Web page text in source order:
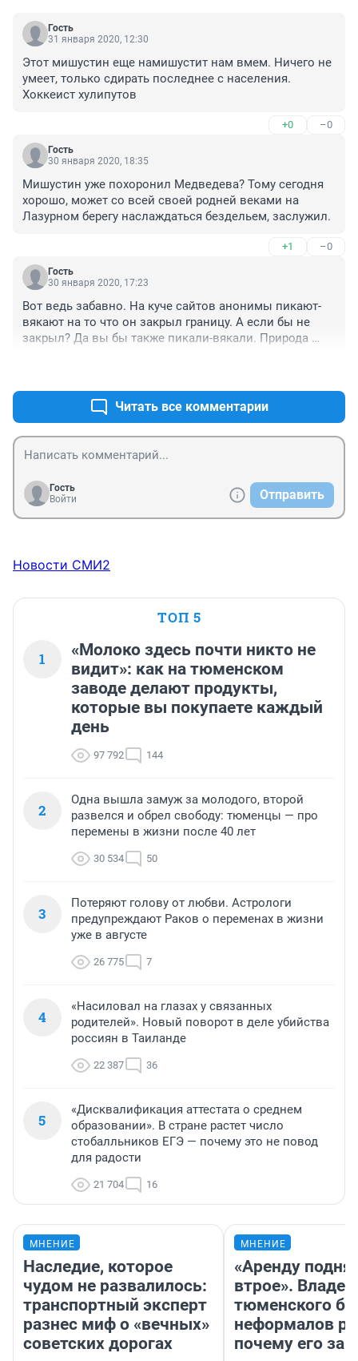
Гость
31 января 2020, 12:30
Этот мишустин еще намишустит нам вмем. Ничего не
умеет, только сдирать последнее с населения.
Хоккеист хулипутов
+0 –0
Гость
30 января 2020, 18:35
Мишустин уже похоронил Медведева? Тому сегодня
хорошо, может со всей своей родней веками на
Лазурном берегу наслаждаться бездельем, заслужил.
+1 –0
Гость
30 января 2020, 17:23
Вот ведь забавно. На куче сайтов анонимы пикают-
вякают на то что он закрыл границу. А если бы не
закрыл? Да вы бы также пикали-вякали. Природа
Читать все комментарии
Гость
Войти
Отправить
Новости СМИ2
ТОП 5
1
«Молоко здесь почти никто не
видит»: как на тюменском
заводе делают продукты,
которые вы покупаете каждый
день
97 792 144
2
Одна вышла замуж за молодого, второй
развелся и обрел свободу: тюменцы — про
перемены в жизни после 40 лет
30 534 50
3
Потеряют голову от любви. Астрологи
предупреждают Раков о переменах в жизни
уже в августе
26 775 7
4
«Насиловал на глазах у связанных
родителей». Новый поворот в деле убийства
россиян в Таиланде
22 387 36
5
«Дисквалификация аттестата о среднем
образовании». В стране растет число
стобалльников ЕГЭ — почему это не повод
для радости
21 704 16
МНЕНИЕ
Наследие, которое
чудом не развалилось:
транспортный эксперт
разнес миф о «вечных»
советских дорогах
МНЕНИЕ
«Аренду
втрое».
тюменского
неформалов
почему его